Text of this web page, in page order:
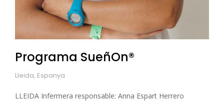
Programa SueñOn®
Lleida, Espanya
LLEIDA Infermera responsable: Anna Espart Herrero